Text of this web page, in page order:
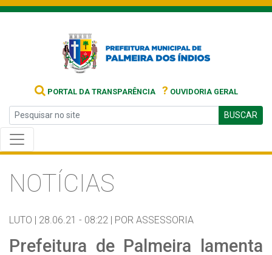
PORTAL DA TRANSPARÊNCIA ? OUVIDORIA GERAL
BUSCAR
NOTÍCIAS
LUTO | 28.06.21 - 08:22 | POR ASSESSORIA
Prefeitura de Palmeira lamenta